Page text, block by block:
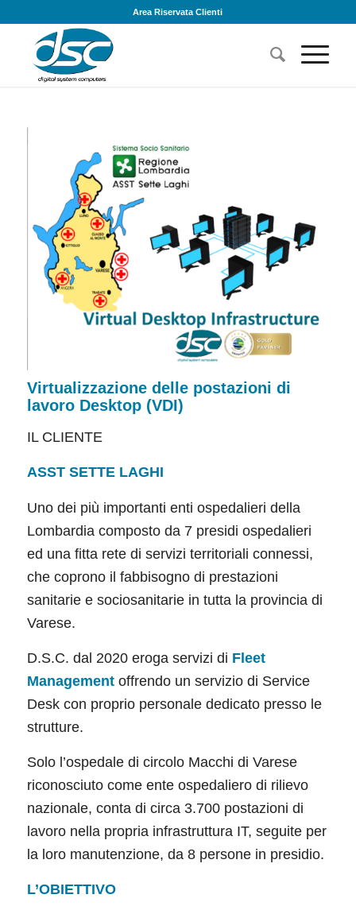
Area Riservata Clienti
Virtualizzazione delle postazioni di
lavoro Desktop (VDI)
IL CLIENTE
ASST SETTE LAGHI
Uno dei più importanti enti ospedalieri della
Lombardia composto da 7 presidi ospedalieri
ed una fitta rete di servizi territoriali connessi,
che coprono il fabbisogno di prestazioni
sanitarie e sociosanitarie in tutta la provincia di
Varese.
D.S.C. dal 2020 eroga servizi di Fleet
Managementoffrendo un servizio di Service
Desk con proprio personale dedicato presso le
strutture.
Solo l’ospedale di circolo Macchi di Varese
riconosciuto come ente ospedaliero di rilievo
nazionale, conta di circa 3.700 postazioni di
lavoro nella propria infrastruttura IT, seguite per
la loro manutenzione, da 8 persone in presidio.
L’OBIETTIVO